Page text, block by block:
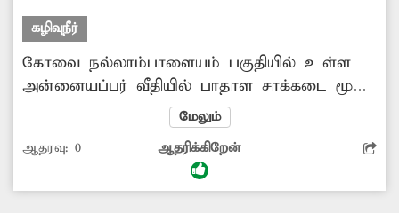
கழிவுநீர்
கோவை நல்லாம்பாளையம் பகுதியில் உள்ள
அன்னையப்பர் வீதியில் பாதாள சாக்கடை மூடி
இல்லாமல் இருக்கிறது. மேலும் குப்பைகள்
தேங்கி அடைப்பு ஏற்பட்டு உள்ளது. இதனால்
கழிவுநீர் வெளியேறி சாலையில்
வழிந்தோடுகிறது. அத்துடன் கடும் துர்நாற்றம்
மேலும்
ஆதரவு: 0 ஆதரிக்கிறேன்